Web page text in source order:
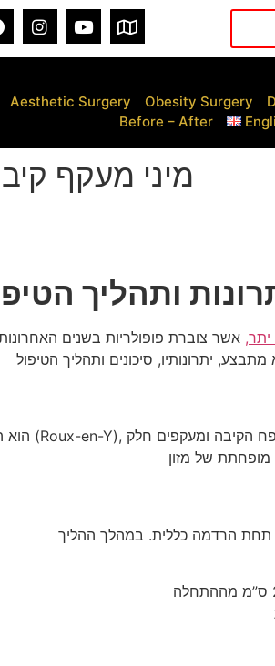
Aesthetic Surgery Obesity Surgery
Before – After
מיני מעקף
ותהליך
אשר צוברת פופולריות בשנים